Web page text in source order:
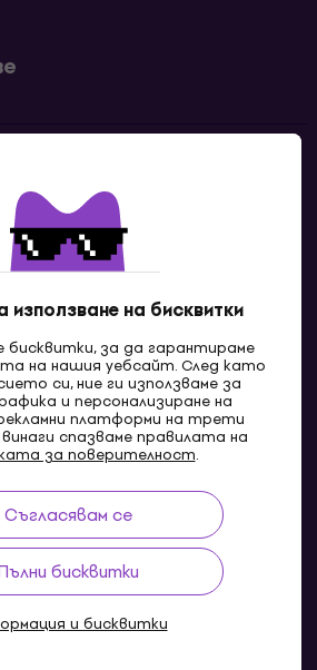
използване на бисквитки
бисквитки, за да гарантираме
на нашия уебсайт. След като
си, ние ги използваме за
и персонализиране на
платформи на трети
спазваме правилата на
за поверителност.
Съгласявам се
бисквитки
и бисквитки
Свържи се с нас
BG
помощник за покупки